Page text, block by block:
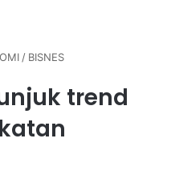
/ BISNES
trend